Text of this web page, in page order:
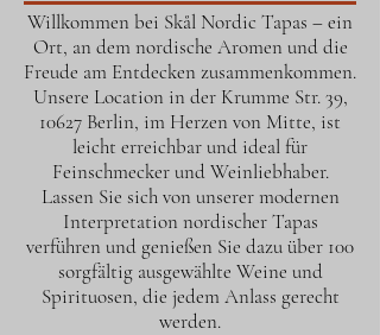
Willkommen bei Skål Nordic Tapas – ein
Ort, an dem nordische Aromen und die
Freude am Entdecken zusammenkommen.
Unsere Location in der Krumme Str. 39,
10627 Berlin, im Herzen von Mitte, ist
leicht erreichbar und ideal für
Feinschmecker und Weinliebhaber.
Lassen Sie sich von unserer modernen
Interpretation nordischer Tapas
verführen und genießen Sie dazu über 100
sorgfältig ausgewählte Weine und
Spirituosen, die jedem Anlass gerecht
werden.